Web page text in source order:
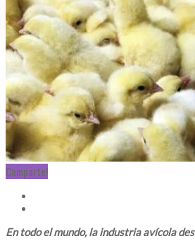
Comparte!
En todo el mundo, la industria avícola